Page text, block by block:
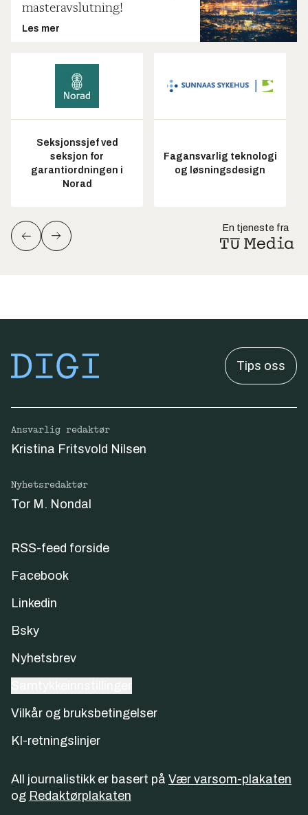
masteravslutning!
Les mer
Seksjonssjef ved
seksjon for
garantiordningen i
Norad
Fagansvarlig teknologi
og løsningsdesign
En tjeneste fra
Tips oss
Ansvarlig redaktør
Kristina Fritsvold Nilsen
Nyhetsredaktør
Tor M. Nondal
RSS-feed forside
Facebook
Linkedin
Bsky
Nyhetsbrev
Vilkår og bruksbetingelser
KI-retningslinjer
All journalistikk er basert på Vær varsom-plakaten
og Redaktørplakaten